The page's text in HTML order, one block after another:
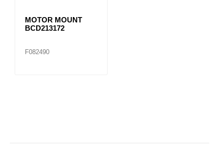
MOTOR MOUNT
BCD213172
F082490